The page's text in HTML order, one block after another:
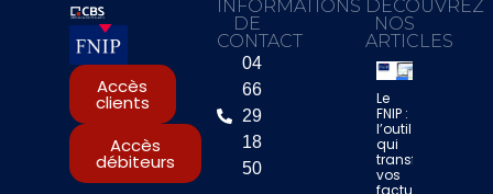
Accès
clients
Accès
débiteurs
INFORMATIONS
DE
CONTACT
04
66
29
18
50
DÉCOUVREZ
NOS
ARTICLES
Le
FNIP :
l’outil
qui
transforme
vos
factures